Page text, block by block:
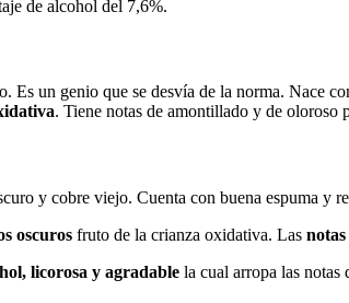
de alcohol del 7,6%.
un genio que se desvía de la norma. Nace
. Tiene notas de amontillado y de
y cobre viejo. Cuenta con buena espuma y
oscuros fruto de la crianza oxidativa. Las
licorosa y agradable la cual arropa las notas